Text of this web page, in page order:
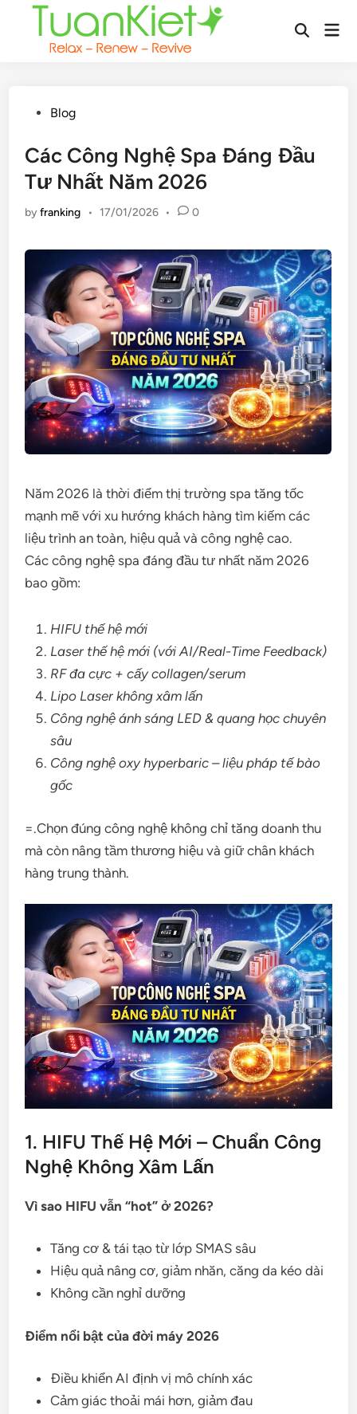
Open
PostedBlog
Các Công Nghệ Spa Đáng Đầu
Tư Nhất Năm 2026
byfranking • 17/01/2026 • 0
Năm 2026 là thời điểm thị trường spa tăng tốc
mạnh mẽ với xu hướng khách hàng tìm kiếm các
liệu trình an toàn, hiệu quả và công nghệ cao.
Các công nghệ spa đáng đầu tư nhất năm 2026
bao gồm:
HIFU thế hệ mới
Laser thế hệ mới (với AI/Real-Time Feedback)
RF đa cực + cấy collagen/serum
Lipo Laser không xâm lấn
Công nghệ ánh sáng LED & quang học chuyên
sâu
Công nghệ oxy hyperbaric – liệu pháp tế bào
gốc
=.Chọn đúng công nghệ không chỉ tăng doanh thu
mà còn nâng tầm thương hiệu và giữ chân khách
hàng trung thành.
1. HIFU Thế Hệ Mới – Chuẩn Công
Nghệ Không Xâm Lấn
Vì sao HIFU vẫn “hot” ở 2026?
Tăng cơ & tái tạo từ lớp SMAS sâu
Hiệu quả nâng cơ, giảm nhăn, căng da kéo dài
Không cần nghỉ dưỡng
Điểm nổi bật của đời máy 2026
Điều khiển AI định vị mô chính xác
Cảm giác thoải mái hơn, giảm đau